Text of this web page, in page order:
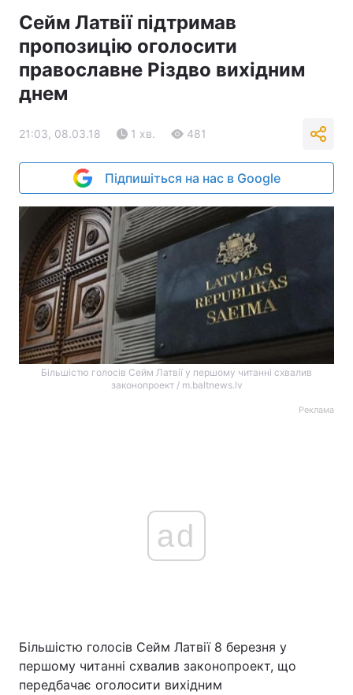
Сейм Латвії підтримав
пропозицію оголосити
православне Різдво вихідним
днем
21:03, 08.03.18 1 хв. 481
Підпишіться на нас в Google
Більшістю голосів Сейм Латвії у першому читанні схвалив
законопроект / m.baltnews.lv
Реклама
ad
Більшістю голосів Сейм Латвії 8 березня у
першому читанні схвалив законопроект, що
передбачає оголосити вихідним